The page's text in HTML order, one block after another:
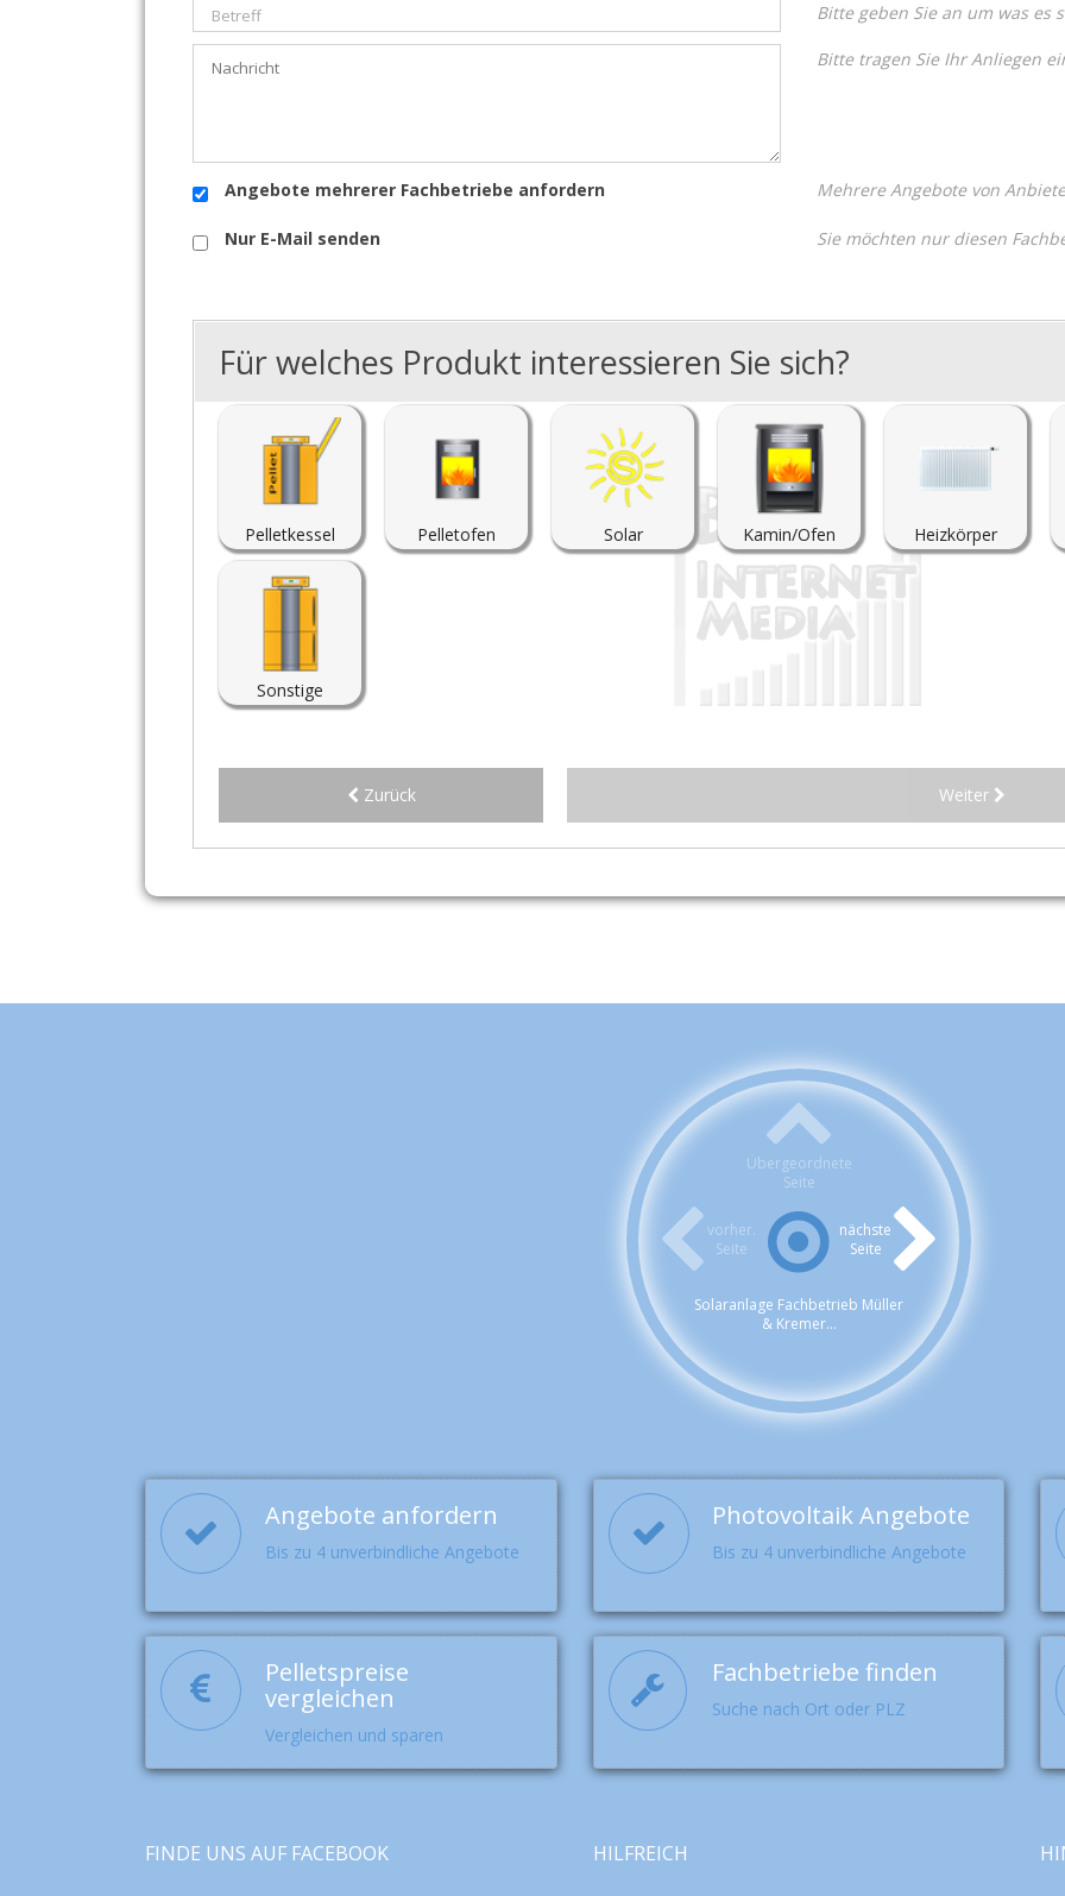
Bitte geben Sie an um was es
Bitte tragen Sie Ihr Anliegen
Angebote mehrerer Fachbetriebe anfordern Mehrere Angebote von
Nur E-Mail senden Sie möchten nur diesen
Für welches Produkt interessieren Sie sich?
Pelletkessel Pelletofen Solar Kamin/Ofen Heizkörper
Sonstige
Zurück Weiter
Übergeordnete
Seite
vorher.
Seite
nächste
Seite
Solaranlage Fachbetrieb Müller
& Kremer...
Angebote anfordern
Bis zu 4 unverbindliche Angebote
Photovoltaik Angebote
Bis zu 4 unverbindliche Angebote
Pelletspreise
vergleichen
Vergleichen und sparen
Fachbetriebe finden
Suche nach Ort oder PLZ
FINDE UNS AUF FACEBOOK HILFREICH